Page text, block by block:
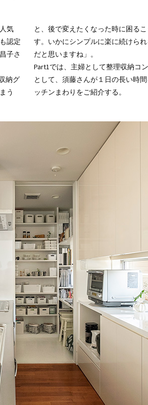
気
認定
子さ
納グ
う
と、後で変えたくなった時に困る
す。いかにシンプルに楽に続けら
だと思いますね」。
Part1では、主婦として整理収納コ
として、須藤さんが１日の長い時
ッチンまわりをご紹介する。